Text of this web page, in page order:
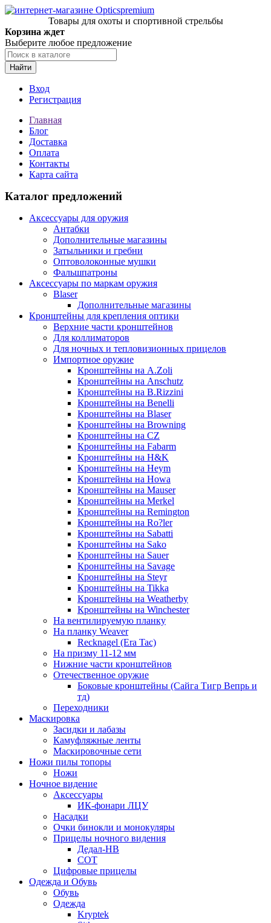
Товары для охоты и спортивной стрельбы
Корзина ждет
Выберите любое предложение
Найти
Вход
Регистрация
Главная
Блог
Доставка
Оплата
Контакты
Карта сайта
Каталог предложений
Аксессуары для оружия
Антабки
Дополнительные магазины
Затыльники и гребни
Оптоволоконные мушки
Фальшпатроны
Аксессуары по маркам оружия
Blaser
Дополнительные магазины
Кронштейны для крепления оптики
Верхние части кронштейнов
Для коллиматоров
Для ночных и тепловизионных прицелов
Импортное оружие
Кронштейны на A.Zoli
Кронштейны на Anschutz
Кронштейны на B.Rizzini
Кронштейны на Benelli
Кронштейны на Blaser
Кронштейны на Browning
Кронштейны на CZ
Кронштейны на Fabarm
Кронштейны на H&K
Кронштейны на Heym
Кронштейны на Howa
Кронштейны на Mauser
Кронштейны на Merkel
Кронштейны на Remington
Кронштейны на Ro?ler
Кронштейны на Sabatti
Кронштейны на Sako
Кронштейны на Sauer
Кронштейны на Savage
Кронштейны на Steyr
Кронштейны на Tikka
Кронштейны на Weatherby
Кронштейны на Winchester
На вентилируемую планку
На планку Weaver
Recknagel (Era Tac)
На призму 11-12 мм
Нижние части кронштейнов
Отечественное оружие
Боковые кронштейны (Сайга Тигр Вепрь и
тд)
Переходники
Маскировка
Засидки и лабазы
Камуфляжные ленты
Маскировочные сети
Ножи пилы топоры
Ножи
Ночное видение
Аксессуары
ИК-фонари ЛЦУ
Насадки
Очки бинокли и монокуляры
Прицелы ночного видения
Дедал-НВ
СОТ
Цифровые прицелы
Одежда и Обувь
Обувь
Одежда
Kryptek